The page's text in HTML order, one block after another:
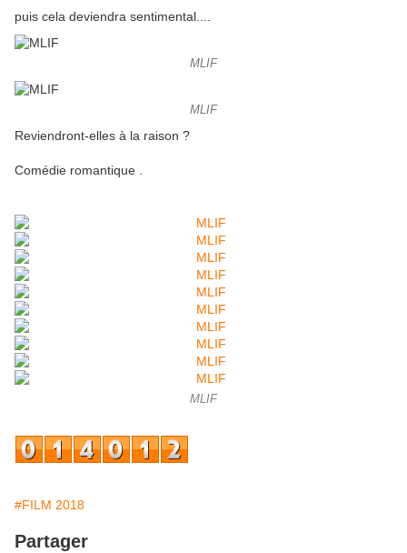
puis cela deviendra sentimental....
MLIF
MLIF
Reviendront-elles à la raison ?
Comédie romantique .
MLIF
#FILM 2018
Partager